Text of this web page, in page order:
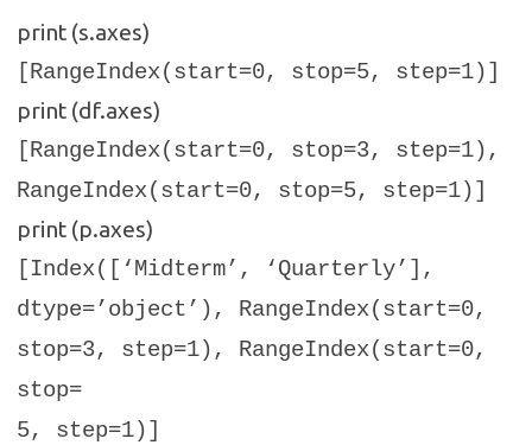
print (s.axes)
[RangeIndex(start=0, stop=5, step=1)]
print (df.axes)
[RangeIndex(start=0, stop=3, step=1),
RangeIndex(start=0, stop=5, step=1)]
print (p.axes)
[Index([‘Midterm’, ‘Quarterly’],
dtype=’object’), RangeIndex(start=0,
stop=3, step=1), RangeIndex(start=0,
stop=
5, step=1)]